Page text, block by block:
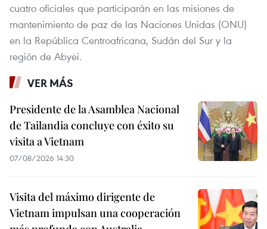
cuatro oficiales que participarán en las misiones de
mantenimiento de paz de las Naciones Unidas (ONU)
en la República Centroafricana, Sudán del Sur y la
región de Abyei.
VER MÁS
Presidente de la Asamblea Nacional
de Tailandia concluye con éxito su
visita a Vietnam
07/08/2026 14:30
Visita del máximo dirigente de
Vietnam impulsan una cooperación